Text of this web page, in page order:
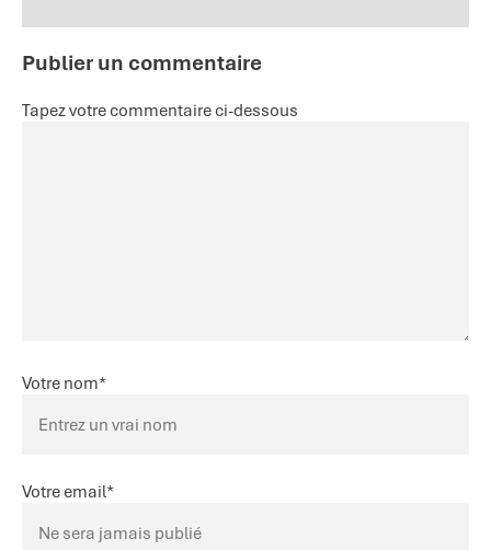
Publier un commentaire
Tapez votre commentaire ci-dessous
Votre nom*
Votre email*